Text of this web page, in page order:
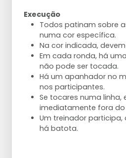
Execução
Todos patinam sobre
numa cor específica.
Na cor indicada,
Em cada ronda, há
não pode ser tocada.
Há um apanhador no
nos participantes.
Se tocares numa linha,
imediatamente fora do
Um treinador participa,
há batota.